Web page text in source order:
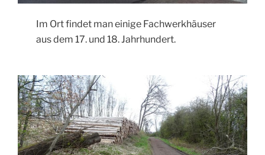
Im Ort findet man einige Fachwerkhäuser
aus dem 17. und 18. Jahrhundert.